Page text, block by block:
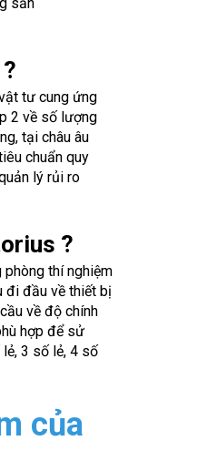
tư cung ứng
2 về số lượng
tại châu âu
chuẩn quy
lý rủi ro
?
thí nghiệm
đi đầu về thiết bị
về độ chính
hợp để sử
3 số lẻ, 4 số
của